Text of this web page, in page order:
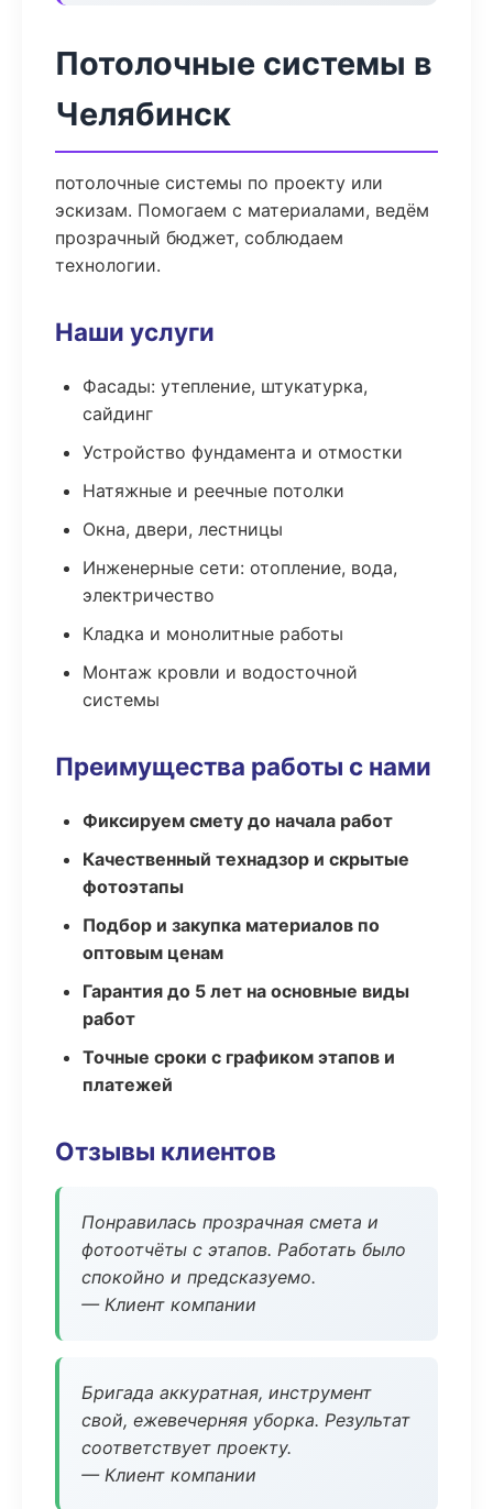
Потолочные системы в
Челябинск
потолочные системы по проекту или
эскизам. Помогаем с материалами, ведём
прозрачный бюджет, соблюдаем
технологии.
Наши услуги
Фасады: утепление, штукатурка,
сайдинг
Устройство фундамента и отмостки
Натяжные и реечные потолки
Окна, двери, лестницы
Инженерные сети: отопление, вода,
электричество
Кладка и монолитные работы
Монтаж кровли и водосточной
системы
Преимущества работы с нами
Фиксируем смету до начала работ
Качественный технадзор и скрытые
фотоэтапы
Подбор и закупка материалов по
оптовым ценам
Гарантия до 5 лет на основные виды
работ
Точные сроки с графиком этапов и
платежей
Отзывы клиентов
Понравилась прозрачная смета и
фотоотчёты с этапов. Работать было
спокойно и предсказуемо.
— Клиент компании
Бригада аккуратная, инструмент
свой, ежевечерняя уборка. Результат
соответствует проекту.
— Клиент компании